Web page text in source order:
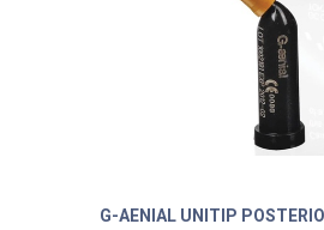
G-AENIAL UNITIP